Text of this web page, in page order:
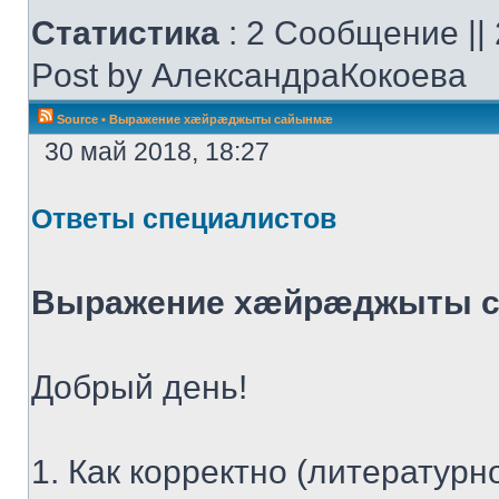
Статистика : 2 Сообщение ||
Post by АлександраКокоева
Source • Выражение хæйрæджыты сайынмæ
30 май 2018, 18:27
Ответы специалистов
Выражение хæйрæджыты
Добрый день!
1. Как корректно